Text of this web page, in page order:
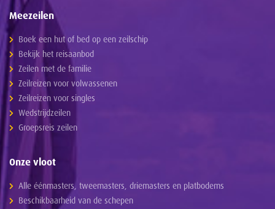
Meezeilen
Boek een hut of bed op een zeilschip
Bekijk het reisaanbod
Zeilen met de familie
Zeilreizen voor volwassenen
Zeilreizen voor singles
Wedstrijdzeilen
Groepsreis zeilen
Onze vloot
Alle éénmasters, tweemasters, driemasters en platbodems
Beschikbaarheid van de schepen